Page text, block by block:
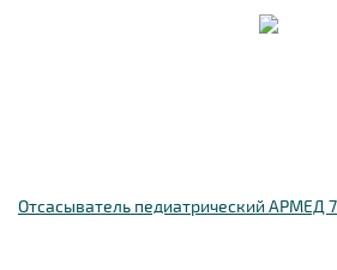
Отсасыватель педиатрический АРМЕД